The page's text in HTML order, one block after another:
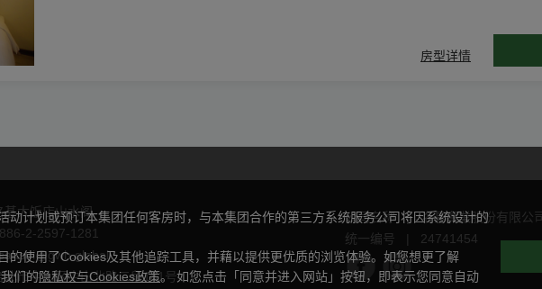
房型详情
碁大饭店山水阁
2-2597-1281
sansui@gwh.global
北市中山区中山北路二段181号
公司名称 |
洛碁實業股份有限公
统一编号
24741454
动计划或预订本集团任何客房时，与本集团合作的第三方系统服务公司将因系统设计的
的使用了Cookies及其他追踪工具，并藉以提供更优质的浏览体验。如您想更了解
们的隐私权与Cookies政策。 如您点击「同意并进入网站」按钮，即表示您同意自动